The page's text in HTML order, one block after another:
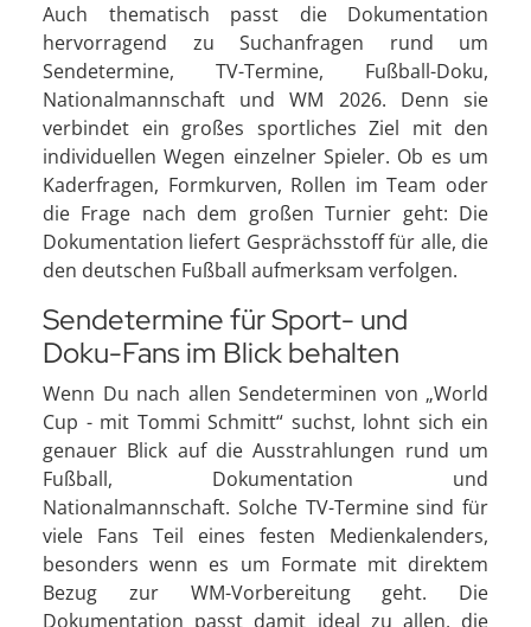
Auch thematisch passt die Dokumentation
hervorragend zu Suchanfragen rund um
Sendetermine, TV-Termine, Fußball-Doku,
Nationalmannschaft und WM 2026. Denn sie
verbindet ein großes sportliches Ziel mit den
individuellen Wegen einzelner Spieler. Ob es um
Kaderfragen, Formkurven, Rollen im Team oder
die Frage nach dem großen Turnier geht: Die
Dokumentation liefert Gesprächsstoff für alle, die
den deutschen Fußball aufmerksam verfolgen.
Sendetermine für Sport- und
Doku-Fans im Blick behalten
Wenn Du nach allen Sendeterminen von „World
Cup - mit Tommi Schmitt“ suchst, lohnt sich ein
genauer Blick auf die Ausstrahlungen rund um
Fußball, Dokumentation und
Nationalmannschaft. Solche TV-Termine sind für
viele Fans Teil eines festen Medienkalenders,
besonders wenn es um Formate mit direktem
Bezug zur WM-Vorbereitung geht. Die
Dokumentation passt damit ideal zu allen, die